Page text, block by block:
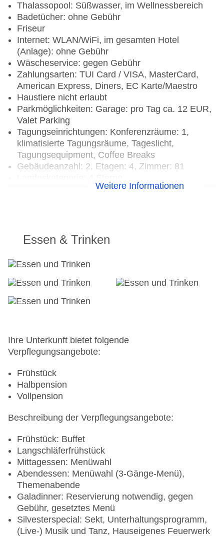
Thalassopool: Süßwasser, im Wellnessbereich
Badetücher: ohne Gebühr
Friseur
Internet: WLAN/WiFi, im gesamten Hotel
(Anlage): ohne Gebühr
Wäscheservice: gegen Gebühr
Zahlungsarten: TUI Card / VISA, MasterCard,
American Express, Diners, EC Karte/Maestro
Haustiere nicht erlaubt
Parkmöglichkeiten: Garage: pro Tag ca. 12 EUR,
Valet Parking
Tagungseinrichtungen: Konferenzräume: 1,
klimatisierte Tagungsräume, Tageslicht,
Tagungsequipment, Coffee Breaks
Gebäudeanzahl: 2, Etagen: 4, Zimmer: 81
Weitere Informationen
Essen & Trinken
Ihre Unterkunft bietet folgende
Verpflegungsangebote:
Frühstück
Halbpension
Vollpension
Beschreibung der Verpflegungsangebote:
Frühstück: Buffet
Langschläferfrühstück
Mittagessen: Menüwahl
Abendessen: Menüwahl (3-Gänge-Menü),
Themenabende
Galadinner: Reservierung notwendig, gegen
Gebühr, gesetztes Menü
Silvesterspecial: Sekt, Unterhaltungsprogramm,
(Live-) Musik und Tanz, Hauseigenes Feuerwerk